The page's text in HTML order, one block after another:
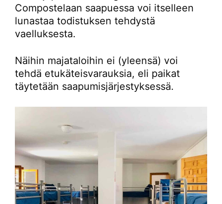
Compostelaan saapuessa voi itselleen
lunastaa todistuksen tehdystä
vaelluksesta.
Näihin majataloihin ei (yleensä) voi
tehdä etukäteisvarauksia, eli paikat
täytetään saapumisjärjestyksessä.